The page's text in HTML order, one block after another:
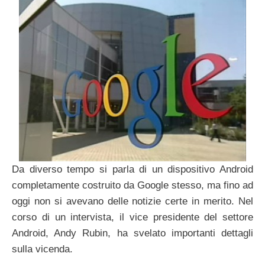
Da diverso tempo si parla di un dispositivo Android
completamente costruito da Google stesso, ma fino ad
oggi non si avevano delle notizie certe in merito. Nel
corso di un intervista, il vice presidente del settore
Android, Andy Rubin, ha svelato importanti dettagli
sulla vicenda.